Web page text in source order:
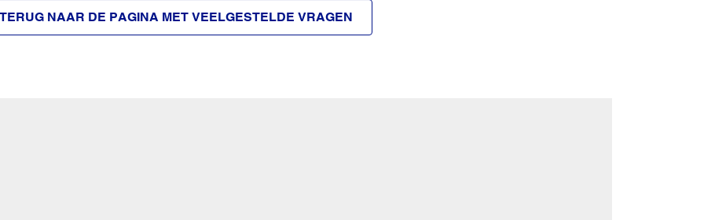
TERUG NAAR DE PAGINA MET VEELGESTELDE VRAGEN